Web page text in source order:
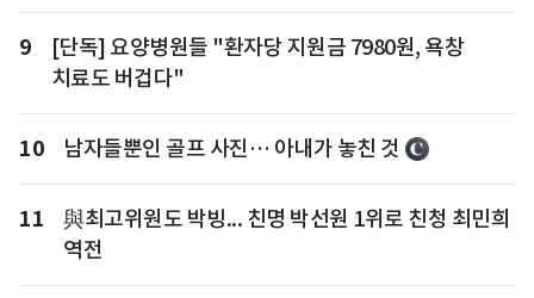
9
[단독] 요양병원들 "환자당 지원금 7980원, 욕창
치료도 버겁다"
10 남자들뿐인 골프 사진… 아내가 놓친 것
11
與최고위원도 박빙... 친명 박선원 1위로 친청 최민희
역전